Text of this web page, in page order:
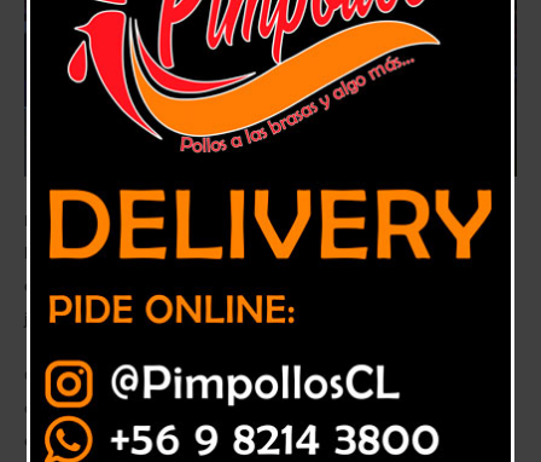
En la provincia de Marga Marga, son 588 niños de 39 establecimientos
los que contarán con el material didáctico que es parte de la extensión
de Chile Crece Contigo y que promueve el aprendizaje a través del
juego.
Con mucha alegría y entusiasmo se realizó hoy el lanzamiento comunal
del Rincón de Juegos, ocasión donde niños y niñas de los 7
establecimientos municipales de Limache, participaron de la ceremonia